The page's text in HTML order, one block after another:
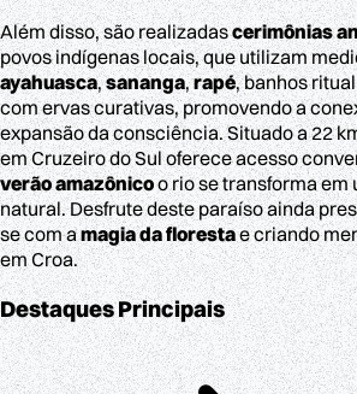
Além disso, são realizadascerimônias
povos indígenas locais, que utilizam
ayahuasca,sananga,rapé, banhos
com ervas curativas, promovendo a
expansão da consciência. Situado a 22
em Cruzeiro do Sul oferece acesso
verão amazônicoo rio se transforma em
natural. Desfrute deste paraíso ainda
se com amagia da florestae criando
em Croa.
Destaques Principais